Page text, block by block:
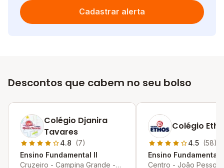
Cadastrar alerta
Descontos que cabem no seu bolso
Colégio Djanira
Tavares
4.8 (7)
Ensino Fundamental II
Cruzeiro - Campina Grande -
Colégio
4.5 (58)
Ensino Fundamental
Centro - João Pessoa